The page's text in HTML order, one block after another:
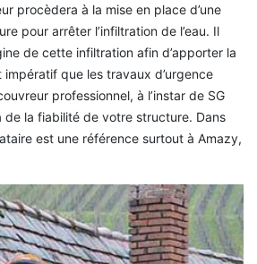
procèdera à la mise en place d’une
pour arrêter l’infiltration de l’eau. Il
de cette infiltration afin d’apporter la
que les travaux d’urgence
professionnel, à l’instar de SG
de la fiabilité de votre structure. Dans
est une référence surtout à Amazy,